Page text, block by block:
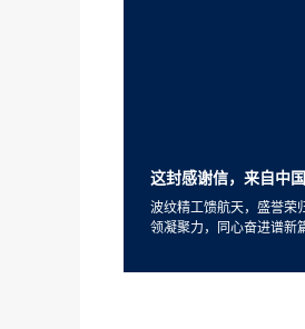
这封感谢信，来自中
波纹精工馈航天，盛誉荣
领凝聚力，同心奋进谱新